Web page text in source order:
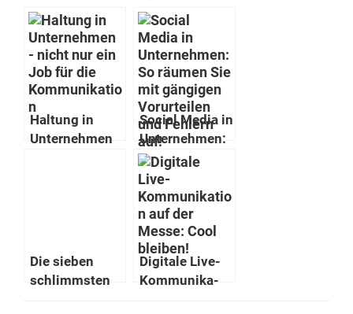
Hal­tung in
Unternehmen
Social Media in
Unternehmen:
So räu­men Sie
mit gängi­gen
Vorurteilen
und Fehlern
auf!
Die sieben
schlimm­sten
Dig­i­tale Live-
Kom­mu­nika­